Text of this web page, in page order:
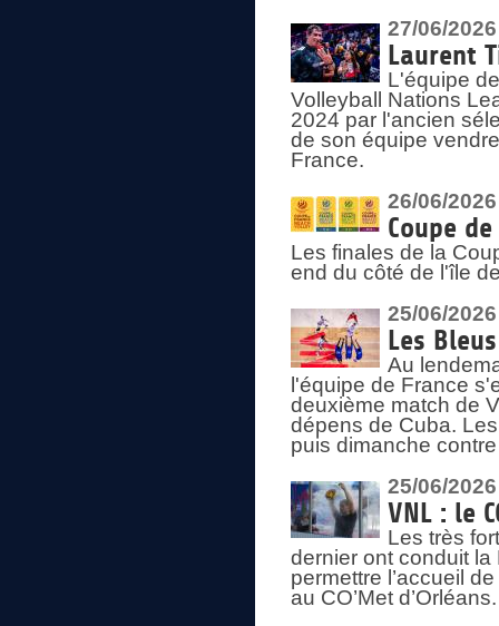
27/06/2026
Laurent
L'équipe
Volleyball Nations
2024 par l'ancien
de son équipe
France.
26/06/2026
Coupe
Les finales de la
end du côté de l'île
25/06/2026
Les
Au
l'équipe de France
deuxième match de
dépens de Cuba.
puis dimanche
25/06/2026
VNL : le
Les très
dernier ont conduit
permettre l’accueil
au CO’Met d’Orléans.